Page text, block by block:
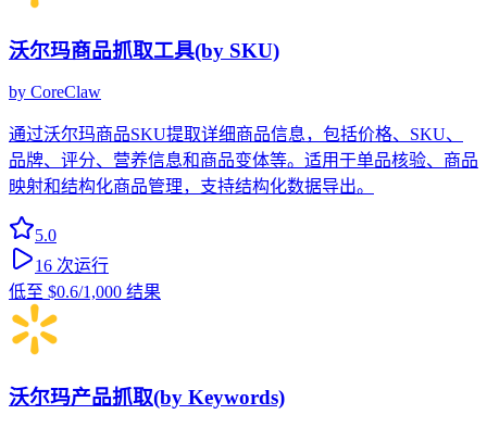
沃尔玛商品抓取工具(by SKU)
by CoreClaw
通过沃尔玛商品SKU提取详细商品信息，包括价格、SKU、
品牌、评分、营养信息和商品变体等。适用于单品核验、商品
映射和结构化商品管理，支持结构化数据导出。
5.0
16 次运行
低至 $0.6/1,000 结果
沃尔玛产品抓取(by Keywords)